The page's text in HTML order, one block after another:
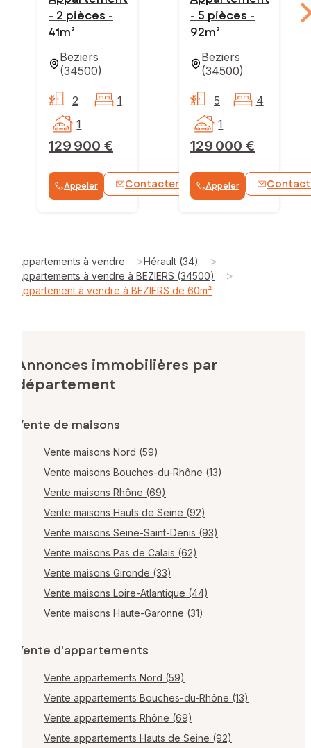
- 2 pièces -
41m²
Beziers
(34500)
129 900 €
2
1
1
Appeler Contacter WhatsApp
- 5 pièces -
92m²
Beziers
(34500)
129 000 €
5
4
1
Appeler
Appartements à vendre >Hérault (34) >
Appartements à vendre à BEZIERS (34500) >
Appartement à vendre à BEZIERS de 60m²
Annonces immobilières par
département
Vente de maisons
Vente maisons Nord (59)
Vente maisons Bouches-du-Rhône (13)
Vente maisons Rhône (69)
Vente maisons Hauts de Seine (92)
Vente maisons Seine-Saint-Denis (93)
Vente maisons Pas de Calais (62)
Vente maisons Gironde (33)
Vente maisons Loire-Atlantique (44)
Vente maisons Haute-Garonne (31)
Vente d'appartements
Vente appartements Nord (59)
Vente appartements Bouches-du-Rhône (13)
Vente appartements Rhône (69)
Vente appartements Hauts de Seine (92)